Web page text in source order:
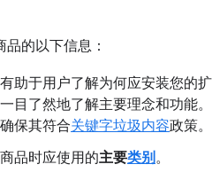
的以下信息：
助于用户了解为何应安装您的
目了然地了解主要理念和功能
保其符合关键字垃圾内容政策。
品时应使用的主要类别。